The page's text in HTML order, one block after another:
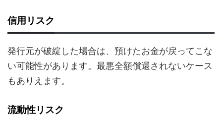
信用リスク
発行元が破綻した場合は、預けたお金が戻ってこな
い可能性があります。最悪全額償還されないケース
もありえます。
流動性リスク